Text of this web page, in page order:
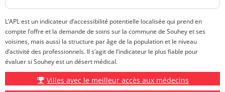
L’APL est un indicateur d’accessibilité potentielle localisée qui prend en
compte l’offre et la demande de soins sur la commune de Souhey et ses
voisines, mais aussi la structure par âge de la population et le niveau
d’activité des professionnels. Il s’agit de l’indicateur le plus fiable pour
évaluer si Souhey est un désert médical.
Villes avec le meilleur accès aux médecins